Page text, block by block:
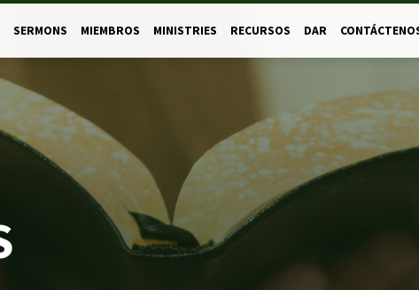
SERMONS MIEMBROS MINISTRIES RECURSOS DAR